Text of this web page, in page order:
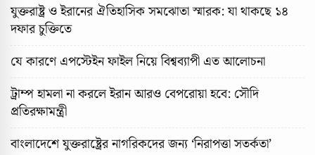
যুক্তরাষ্ট্র ও ইরানের ঐতিহাসিক সমঝোতা স্মারক: যা থাকছে ১৪
দফার চুক্তিতে
যে কারণে এপস্টেইন ফাইল নিয়ে বিশ্বব্যাপী এত আলোচনা
ট্রাম্প হামলা না করলে ইরান আরও বেপরোয়া হবে: সৌদি
প্রতিরক্ষামন্ত্রী
বাংলাদেশে যুক্তরাষ্ট্রের নাগরিকদের জন্য ‘নিরাপত্তা সতর্কতা’